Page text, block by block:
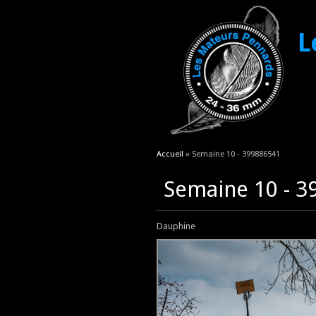
Vous êtes ici
Accueil » Semaine 10 - 399886541
Semaine 10 -
Dauphine